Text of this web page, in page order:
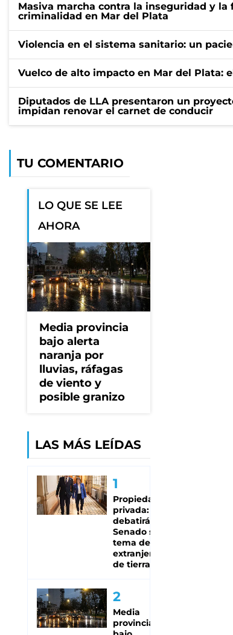
Masiva marcha contra la inseguridad y
criminalidad en Mar del Plata
Violencia en el sistema sanitario: un
Vuelco de alto impacto en Mar del Plata:
Diputados de LLA presentaron un
impidan renovar el carnet de conducir
TU COMENTARIO
LO QUE SE LEE
AHORA
Media provincia
bajo alerta
naranja por
lluvias, ráfagas
de viento y
posible granizo
LAS MÁS LEÍDAS
Propiedad
privada: qué se
debatirá en el
Senado sin el
tema de la
extranjerización
de tierras
Media
provincia